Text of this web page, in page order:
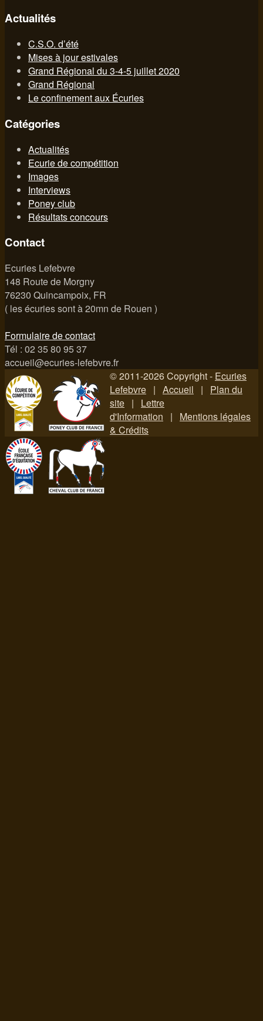
Actualités
C.S.O. d’été
Mises à jour estivales
Grand Régional du 3-4-5 juillet 2020
Grand Régional
Le confinement aux Écuries
Catégories
Actualités
Ecurie de compétition
Images
Interviews
Poney club
Résultats concours
Contact
Ecuries Lefebvre
148 Route de Morgny
76230 Quincampoix, FR
( les écuries sont à 20mn de Rouen )
Formulaire de contact
Tél : 02 35 80 95 37
accueil@ecuries-lefebvre.fr
© 2011-2026 Copyright - Ecuries
Lefebvre | Accueil | Plan du
site | Lettre
d'Information | Mentions légales
& Crédits